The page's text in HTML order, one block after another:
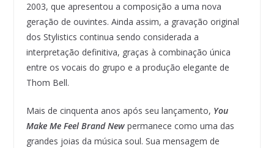
2003, que apresentou a composição a uma nova
geração de ouvintes. Ainda assim, a gravação original
dos Stylistics continua sendo considerada a
interpretação definitiva, graças à combinação única
entre os vocais do grupo e a produção elegante de
Thom Bell.
Mais de cinquenta anos após seu lançamento, You
Make Me Feel Brand Newpermanece como uma das
grandes joias da música soul. Sua mensagem de